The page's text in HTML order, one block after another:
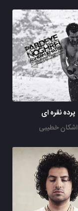
پرده نقره ای
اشکان خطیبی